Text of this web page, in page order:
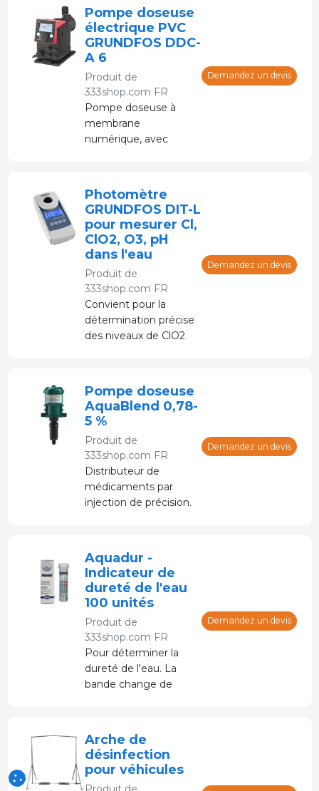
Pompe doseuse
électrique PVC
GRUNDFOS DDC-
A 6
Produit de
333shop.com FR
Pompe doseuse à
membrane
numérique, avec
Demandez un devis
Photomètre
GRUNDFOS DIT-L
pour mesurer Cl,
ClO2, O3, pH
dans l'eau
Produit de
333shop.com FR
Convient pour la
détermination précise
des niveaux de ClO2
alimentaires et les
usines de traitement
de l'eau.
Demandez un devis
Pompe doseuse
AquaBlend 0,78-
5 %
Produit de
333shop.com FR
Distributeur de
médicaments par
injection de précision.
nettoyages des
conduites d'eau et
administration de
suppléments.
Demandez un devis
Aquadur -
Indicateur de
dureté de l'eau
100 unités
Produit de
333shop.com FR
Pour déterminer la
dureté de l'eau. La
bande change de
Demandez un devis
Arche de
désinfection
pour véhicules